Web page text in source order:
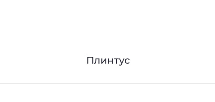
Плинтус